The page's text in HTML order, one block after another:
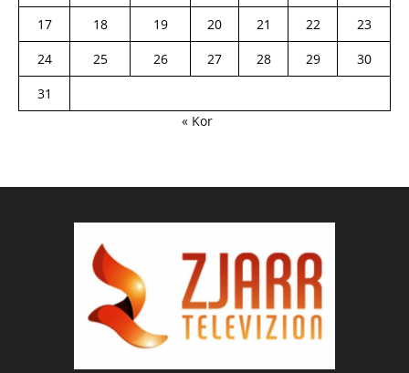
17
18 19 20 21 22
23
24
25 26 27 28 29
30
31
« Kor